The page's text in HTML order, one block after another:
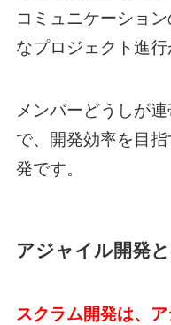
コミュニケーショ
なプロジェクト進行
メンバーどうしが
で、開発効率を目
発です。
アジャイル開発
スクラム開発は、